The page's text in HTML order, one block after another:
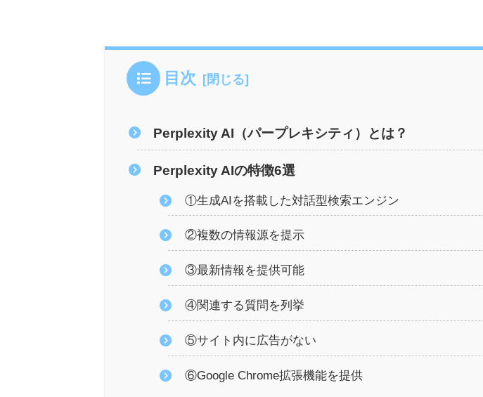
目次
Perplexity AI（パープレキシティ）とは？
Perplexity AIの特徴6選
①生成AIを搭載した対話型検索エンジン
②複数の情報源を提示
③最新情報を提供可能
④関連する質問を列挙
⑤サイト内に広告がない
⑥Google Chrome拡張機能を提供